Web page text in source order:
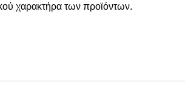
χαρακτήρα των προϊόντων.